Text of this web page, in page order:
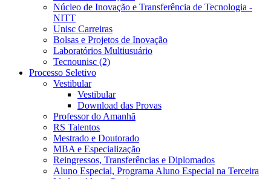
Núcleo de Inovação e Transferência de Tecnologia -
NITT
Unisc Carreiras
Bolsas e Projetos de Inovação
Laboratórios Multiusuário
Tecnounisc (2)
Processo Seletivo
Vestibular
Vestibular
Download das Provas
Professor do Amanhã
RS Talentos
Mestrado e Doutorado
MBA e Especialização
Reingressos, Transferências e Diplomados
Aluno Especial, Programa Aluno Especial na Terceira